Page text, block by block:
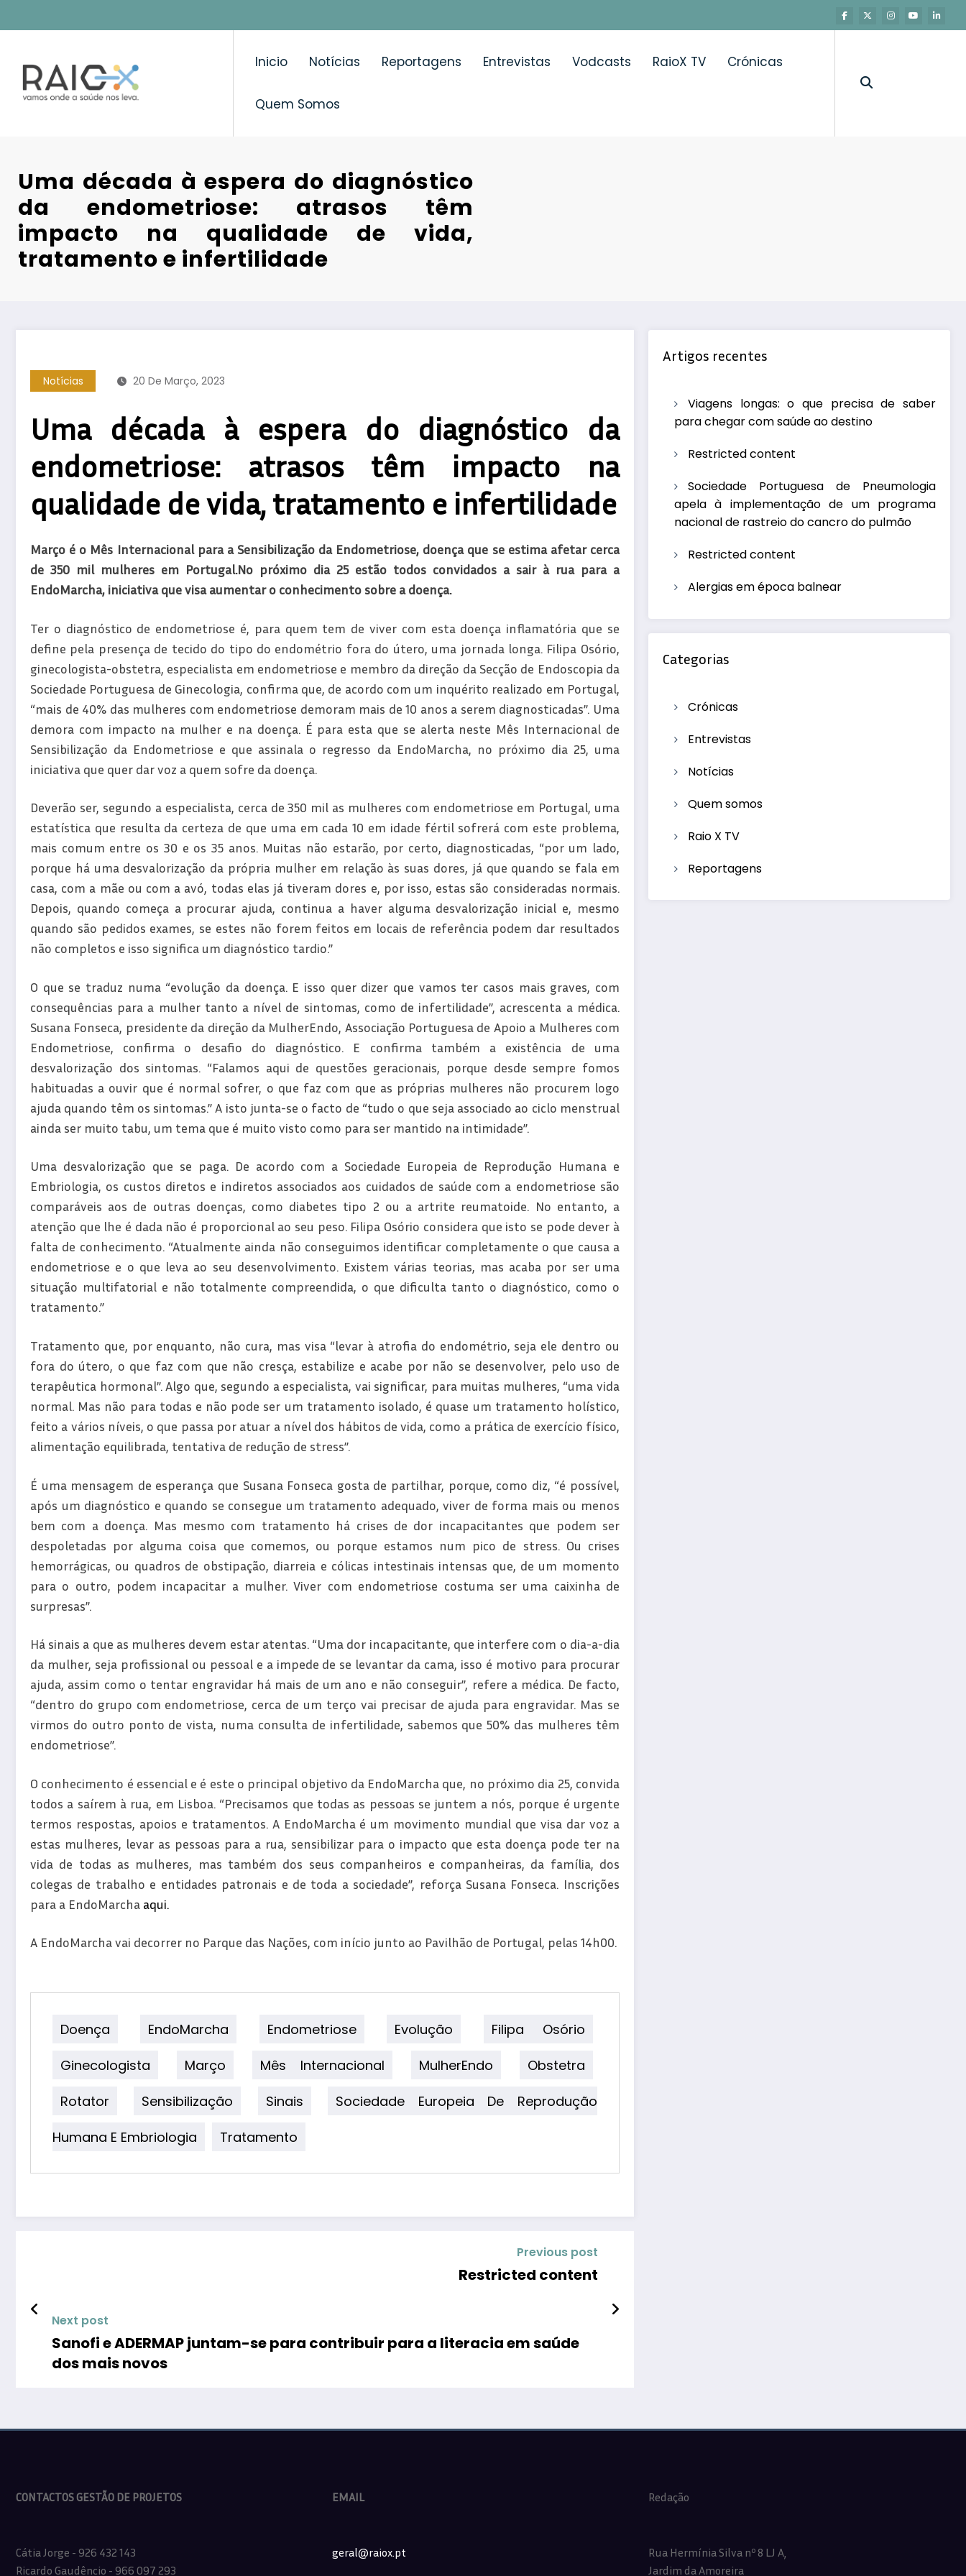
para
conteúdo
Inicio Notícias Reportagens Entrevistas Vodcasts RaioX TV Crónicas
Quem Somos
Uma década à espera do diagnóstico
da endometriose: atrasos têm
impacto na qualidade de vida,
tratamento e infertilidade
Notícias 20 De Março, 2023
Uma década à espera do diagnóstico da
endometriose: atrasos têm impacto na
qualidade de vida, tratamento e infertilidade
Março é o Mês Internacional para a Sensibilização da Endometriose, doença que se estima afetar cerca
de 350 mil mulheres em Portugal.No próximo dia 25 estão todos convidados a sair à rua para a
EndoMarcha, iniciativa que visa aumentar o conhecimento sobre a doença.
Ter o diagnóstico de endometriose é, para quem tem de viver com esta doença inflamatória que se
define pela presença de tecido do tipo do endométrio fora do útero, uma jornada longa. Filipa Osório,
ginecologista-obstetra, especialista em endometriose e membro da direção da Secção de Endoscopia da
Sociedade Portuguesa de Ginecologia, confirma que, de acordo com um inquérito realizado em Portugal,
“mais de 40% das mulheres com endometriose demoram mais de 10 anos a serem diagnosticadas”. Uma
demora com impacto na mulher e na doença. É para esta que se alerta neste Mês Internacional de
Sensibilização da Endometriose e que assinala o regresso da EndoMarcha, no próximo dia 25, uma
iniciativa que quer dar voz a quem sofre da doença.
Deverão ser, segundo a especialista, cerca de 350 mil as mulheres com endometriose em Portugal, uma
estatística que resulta da certeza de que uma em cada 10 em idade fértil sofrerá com este problema,
mais comum entre os 30 e os 35 anos. Muitas não estarão, por certo, diagnosticadas, “por um lado,
porque há uma desvalorização da própria mulher em relação às suas dores, já que quando se fala em
casa, com a mãe ou com a avó, todas elas já tiveram dores e, por isso, estas são consideradas normais.
Depois, quando começa a procurar ajuda, continua a haver alguma desvalorização inicial e, mesmo
quando são pedidos exames, se estes não forem feitos em locais de referência podem dar resultados
não completos e isso significa um diagnóstico tardio.”
O que se traduz numa “evolução da doença. E isso quer dizer que vamos ter casos mais graves, com
consequências para a mulher tanto a nível de sintomas, como de infertilidade”, acrescenta a médica.
Susana Fonseca, presidente da direção da MulherEndo, Associação Portuguesa de Apoio a Mulheres com
Endometriose, confirma o desafio do diagnóstico. E confirma também a existência de uma
desvalorização dos sintomas. “Falamos aqui de questões geracionais, porque desde sempre fomos
habituadas a ouvir que é normal sofrer, o que faz com que as próprias mulheres não procurem logo
ajuda quando têm os sintomas.” A isto junta-se o facto de “tudo o que seja associado ao ciclo menstrual
ainda ser muito tabu, um tema que é muito visto como para ser mantido na intimidade”.
Uma desvalorização que se paga. De acordo com a Sociedade Europeia de Reprodução Humana e
Embriologia, os custos diretos e indiretos associados aos cuidados de saúde com a endometriose são
comparáveis aos de outras doenças, como diabetes tipo 2 ou a artrite reumatoide. No entanto, a
atenção que lhe é dada não é proporcional ao seu peso. Filipa Osório considera que isto se pode dever à
falta de conhecimento. “Atualmente ainda não conseguimos identificar completamente o que causa a
endometriose e o que leva ao seu desenvolvimento. Existem várias teorias, mas acaba por ser uma
situação multifatorial e não totalmente compreendida, o que dificulta tanto o diagnóstico, como o
tratamento.”
Tratamento que, por enquanto, não cura, mas visa “levar à atrofia do endométrio, seja ele dentro ou
fora do útero, o que faz com que não cresça, estabilize e acabe por não se desenvolver, pelo uso de
terapêutica hormonal”. Algo que, segundo a especialista, vai significar, para muitas mulheres, “uma vida
normal. Mas não para todas e não pode ser um tratamento isolado, é quase um tratamento holístico,
feito a vários níveis, o que passa por atuar a nível dos hábitos de vida, como a prática de exercício físico,
alimentação equilibrada, tentativa de redução de stress”.
É uma mensagem de esperança que Susana Fonseca gosta de partilhar, porque, como diz, “é possível,
após um diagnóstico e quando se consegue um tratamento adequado, viver de forma mais ou menos
bem com a doença. Mas mesmo com tratamento há crises de dor incapacitantes que podem ser
despoletadas por alguma coisa que comemos, ou porque estamos num pico de stress. Ou crises
hemorrágicas, ou quadros de obstipação, diarreia e cólicas intestinais intensas que, de um momento
para o outro, podem incapacitar a mulher. Viver com endometriose costuma ser uma caixinha de
surpresas”.
Há sinais a que as mulheres devem estar atentas. “Uma dor incapacitante, que interfere com o dia-a-dia
da mulher, seja profissional ou pessoal e a impede de se levantar da cama, isso é motivo para procurar
ajuda, assim como o tentar engravidar há mais de um ano e não conseguir”, refere a médica. De facto,
“dentro do grupo com endometriose, cerca de um terço vai precisar de ajuda para engravidar. Mas se
virmos do outro ponto de vista, numa consulta de infertilidade, sabemos que 50% das mulheres têm
endometriose”.
O conhecimento é essencial e é este o principal objetivo da EndoMarcha que, no próximo dia 25, convida
todos a saírem à rua, em Lisboa. “Precisamos que todas as pessoas se juntem a nós, porque é urgente
termos respostas, apoios e tratamentos. A EndoMarcha é um movimento mundial que visa dar voz a
estas mulheres, levar as pessoas para a rua, sensibilizar para o impacto que esta doença pode ter na
vida de todas as mulheres, mas também dos seus companheiros e companheiras, da família, dos
colegas de trabalho e entidades patronais e de toda a sociedade”, reforça Susana Fonseca. Inscrições
para a EndoMarcha aqui.
A EndoMarcha vai decorrer no Parque das Nações, com início junto ao Pavilhão de Portugal, pelas 14h00.
Doença EndoMarcha Endometriose Evolução
Filipa Osório
Ginecologista
Março Mês Internacional MulherEndo
Obstetra
Rotator
Sensibilização Sinais
Sociedade Europeia De Reprodução
Humana E Embriologia
Tratamento
Previous post
Restricted content
Next post
Sanofi e ADERMAP juntam-se para contribuir para a literacia em saúde
dos mais novos
Artigos recentes
Viagens longas: o que precisa de saber
para chegar com saúde ao destino
Restricted content
Sociedade Portuguesa de Pneumologia
apela à implementação de um programa
nacional de rastreio do cancro do pulmão
Restricted content
Alergias em época balnear
Categorias
Crónicas
Entrevistas
Notícias
Quem somos
Raio X TV
Reportagens
CONTACTOS GESTÃO DE PROJETOS
Cátia Jorge - 926 432 143
Ricardo Gaudêncio - 966 097 293
EMAIL
geral@raiox.pt
Redação
Rua Hermínia Silva nº 8 LJ A,
Jardim da Amoreira